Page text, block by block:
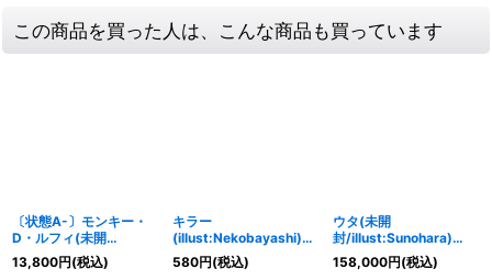
この商品を買った人は、こんな商品も買っています
〔状態A-〕モンキー・
D・ルフィ(未開
封/CS/illust:Nijihayashi
)【P】{P-001}
13,800円(税込)
キラー
(illust:Nekobayashi)
【UC】{OP01-039}
580円(税込)
ウタ(未開
封/illust:Sunohara)
【R】{OP09-002}
158,000円(税込)